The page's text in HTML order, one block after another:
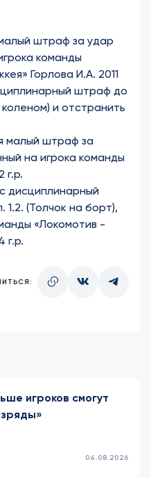
штраф за удар
команды
Горлова И.А. 2011
штраф до
и отстранить
малый штраф за
на игрока команды
г.р.
дисциплинарный
(Толчок на борт),
«Локомотив -
г.р.
игроков смогут
04.08.2026